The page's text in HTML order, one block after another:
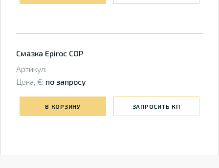
Смазка Epiroc COP
Артикул:
Цена, €: по запросу
В КОРЗИНУ ЗАПРОСИТЬ КП